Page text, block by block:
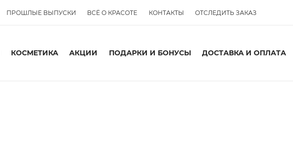
ПРОШЛЫЕ ВЫПУСКИ ВСЁ О КРАСОТЕ КОНТАКТЫ ОТСЛЕДИТЬ ЗАКАЗ
КОСМЕТИКА АКЦИИ ПОДАРКИ И БОНУСЫ ДОСТАВКА И ОПЛАТА